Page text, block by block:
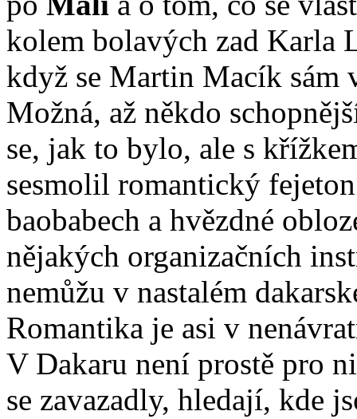
kolem bolavých zad Karla
když se Martin Macík
Možná, až někdo
se, jak to bylo, ale s
sesmolil romantický
baobabech a hvězdné
nějakých organizačních
nemůžu v nastalém
Romantika je asi v
V Dakaru není prostě pro
se zavazadly, hledají, kde